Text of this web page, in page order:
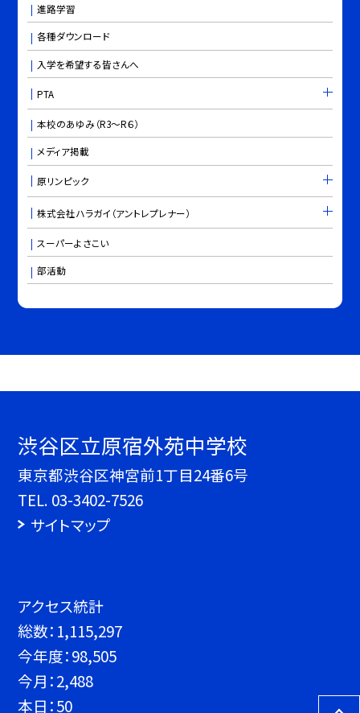
進路学習
各種ダウンロード
入学を希望する皆さんへ
PTA
本校のあゆみ（R3～R６）
メディア掲載
原リンピック
株式会社ハラガイ（アントレプレナー）
スーパーよさこい
部活動
渋谷区立原宿外苑中学校
東京都渋谷区神宮前1丁目24番6号
TEL. 03-3402-7526
サイトマップ
アクセス統計
総数： 1,115,297
今年度：98,505
今月：2,488
本日：50